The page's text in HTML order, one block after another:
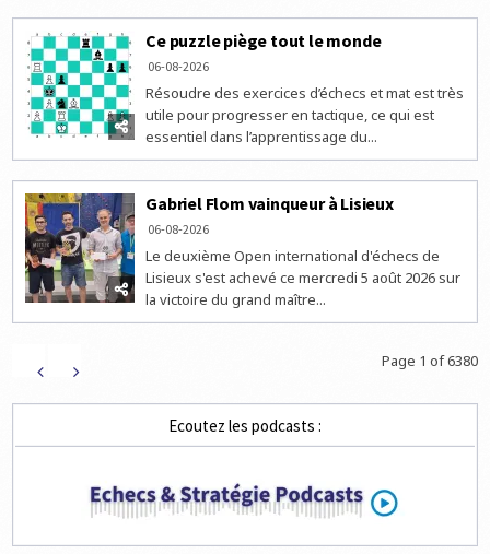
Ce puzzle piège tout le monde
06-08-2026
Résoudre des exercices d’échecs et mat est très
utile pour progresser en tactique, ce qui est
essentiel dans l’apprentissage du...
Gabriel Flom vainqueur à Lisieux
06-08-2026
Le deuxième Open international d'échecs de
Lisieux s'est achevé ce mercredi 5 août 2026 sur
la victoire du grand maître...
Page 1 of 6380
Ecoutez les podcasts :